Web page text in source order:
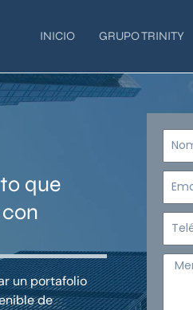
INICIO GRUPO TRINITY
que
un portafolio
de
Email